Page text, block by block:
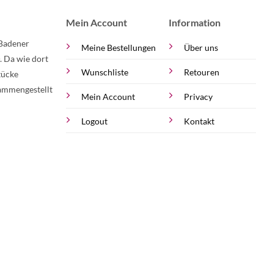
Da wie dort
Mein Account
Meine Bestellungen
Wunschliste
Mein Account
Logout
Information
Über uns
Retouren
Privacy
Kontakt